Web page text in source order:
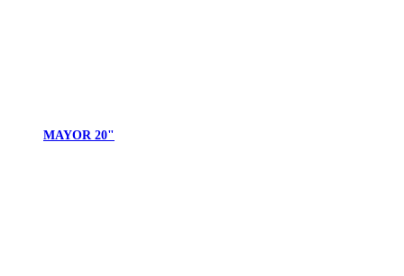
MAYOR 20"